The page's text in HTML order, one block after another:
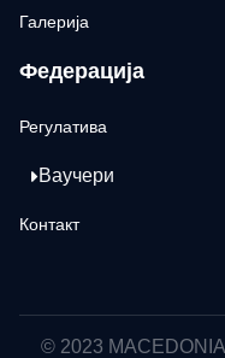
Галерија
Федерација
Регулатива
Ваучери
Контакт
© 2023